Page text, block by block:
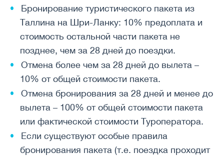
Бронирование туристического пакета из
Таллина на Шри-Ланку: 10% предоплата и
стоимость остальной части пакета не
позднее, чем за 28 дней до поездки.
Отмена более чем за 28 дней до вылета –
10% от общей стоимости пакета.
Отмена бронирования за 28 дней и менее до
вылета – 100% от общей стоимости пакета
или фактической стоимости Туроператора.
Если существуют особые правила
бронирования пакета (т.е. поездка проходит